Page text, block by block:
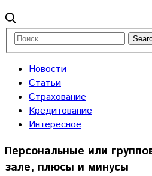
Новости
Статьи
Страхование
Кредитование
Интересное
Персональные или
зале, плюсы и минусы